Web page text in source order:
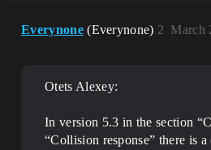
Everynone (Everynone) March
2
Otets Alexey:
In version 5.3 in the section
“Collision response” there is